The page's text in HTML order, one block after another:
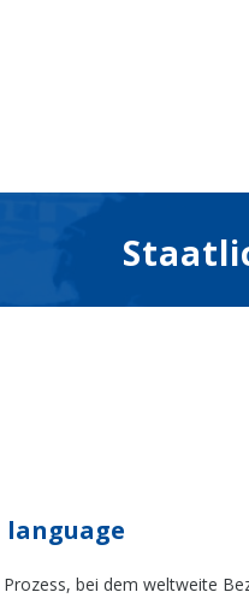
language
bei dem weltweite